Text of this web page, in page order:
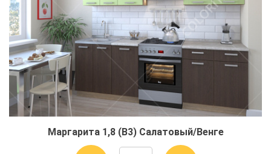
Маргарита 1,8 (В3) Салатовый/Венге